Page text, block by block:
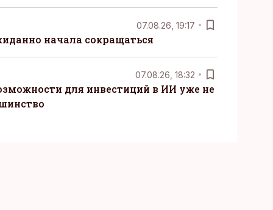
07.08.26, 19:17
начала сокращаться
07.08.26, 18:32
для инвестиций в ИИ уже не